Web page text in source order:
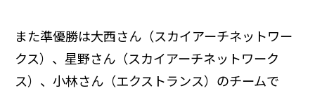
また準優勝は大西さん（スカイアーチネットワー
クス）、星野さん（スカイアーチネットワーク
ス）、小林さん（エクストランス）のチームで